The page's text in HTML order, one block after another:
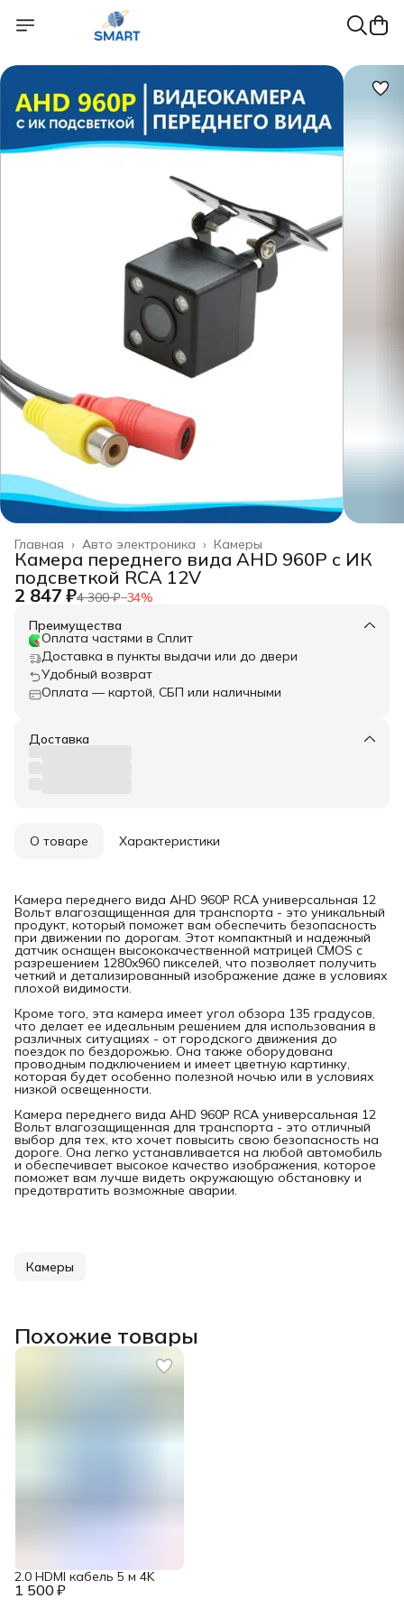
Камеры
Авто электроника ›
Главная ›
Камера переднего вида AHD 960P с ИК
подсветкой RCA 12V
2 847 ₽4 300 ₽−34%
Преимущества
Оплата частями в Сплит
Доставка в пункты выдачи или до двери
Удобный возврат
Оплата — картой, СБП или наличными
Доставка
О товаре Характеристики
Камера переднего вида AHD 960P RCA универсальная 12
Вольт влагозащищенная для транспорта - это уникальный
продукт, который поможет вам обеспечить безопасность
при движении по дорогам. Этот компактный и надежный
датчик оснащен высококачественной матрицей CMOS с
разрешением 1280x960 пикселей, что позволяет получить
четкий и детализированный изображение даже в условиях
плохой видимости.
Кроме того, эта камера имеет угол обзора 135 градусов,
что делает ее идеальным решением для использования в
различных ситуациях - от городского движения до
поездок по бездорожью. Она также оборудована
проводным подключением и имеет цветную картинку,
которая будет особенно полезной ночью или в условиях
низкой освещенности.
Камера переднего вида AHD 960P RCA универсальная 12
Вольт влагозащищенная для транспорта - это отличный
выбор для тех, кто хочет повысить свою безопасность на
дороге. Она легко устанавливается на любой автомобиль
и обеспечивает высокое качество изображения, которое
поможет вам лучше видеть окружающую обстановку и
предотвратить возможные аварии.
Камеры
Похожие товары
1 500 ₽
2.0 HDMI кабель 5 м 4K